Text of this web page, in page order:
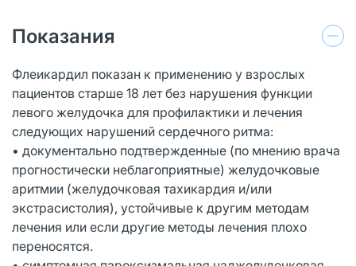
Показания
Флеикардил показан к применению у взрослых
пациентов старше 18 лет без нарушения функции
левого желудочка для профилактики и лечения
следующих нарушений сердечного ритма:
• документально подтвержденные (по мнению врача
прогностически неблагоприятные) желудочковые
аритмии (желудочковая тахикардия и/или
экстрасистолия), устойчивые к другим методам
лечения или если другие методы лечения плохо
переносятся.